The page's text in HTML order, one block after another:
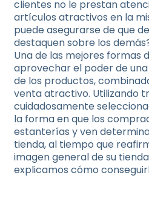
clientes no le prestan
artículos atractivos en la
puede asegurarse de que
destaquen sobre los
Una de las mejores formas
aprovechar el poder de
de los productos,
venta atractivo. Utilizando
cuidadosamente
la forma en que los
estanterías y ven
tienda, al tiempo que
imagen general de su
explicamos cómo